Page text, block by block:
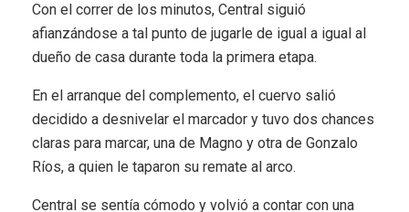
Con el correr de los minutos, Central siguió
afianzándose a tal punto de jugarle de igual a igual al
dueño de casa durante toda la primera etapa.
En el arranque del complemento, el cuervo salió
decidido a desnivelar el marcador y tuvo dos chances
claras para marcar, una de Magno y otra de Gonzalo
Ríos, a quien le taparon su remate al arco.
Central se sentía cómodo y volvió a contar con una